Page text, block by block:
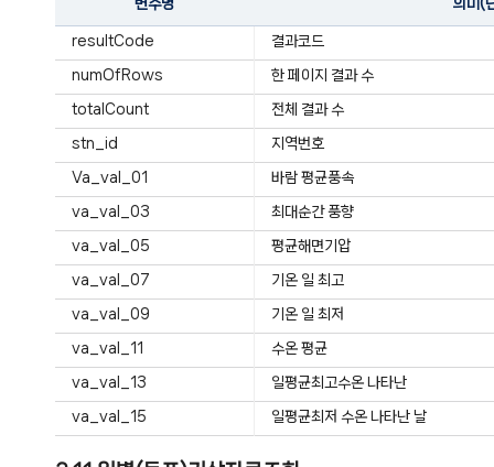
변수명 의미(
resultCode 결과코드
numOfRows 한 페이지 결과 수
totalCount 전체 결과 수
stn_id 지역번호
Va_val_01 바람 평균풍속
va_val_03 최대순간 풍향
va_val_05 평균해면기압
va_val_07 기온 일 최고
va_val_09 기온 일 최저
va_val_11 수온 평균
va_val_13 일평균최고수온 나타난
va_val_15 일평균최저 수온 나타난 날